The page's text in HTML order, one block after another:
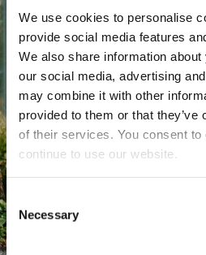
We use cookies to personalise
provide social media features
We also share information
our social media, advertising
may combine it with other
provided to them or that
of their services. You consent
continue to use our website.
Selection
Necessary
szukasz. Gdy pojawi
odpowiednia oferta –
razu damy Ci znać!
Zapisz